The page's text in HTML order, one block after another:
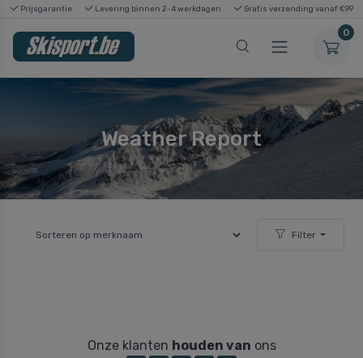
Prijsgarantie Levering binnen 2-4 werkdagen Gratis verzending vanaf €99
0
Weather Report
Filter
Onze klanten houden van ons